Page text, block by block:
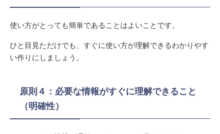
使い方がとっても簡単であることはよいことです。
ひと目見ただけでも、すぐに使い方が理解できるわかりやす
い作りにしましょう。
原則４：必要な情報がすぐに理解できること
（明確性）